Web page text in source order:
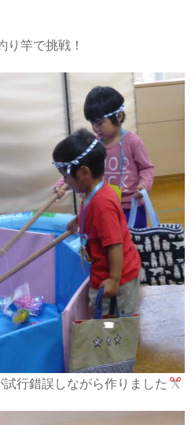
り竿で挑戦！
行錯誤しながら作りました